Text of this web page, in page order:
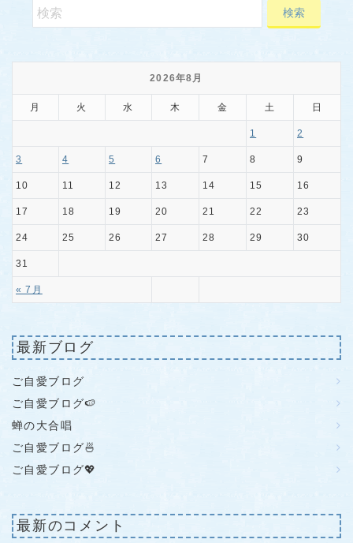
2026年8月
月 火 水 木 金 土 日
« 7月
1 2
3 4 5 6 7 8 9
10 11 12 13 14 15 16
17 18 19 20 21 22 23
24 25 26 27 28 29 30
31
最新ブログ
ご自愛ブログ
ご自愛ブログ🍉
蝉の大合唱
ご自愛ブログ🍜
ご自愛ブログ💖
最新のコメント